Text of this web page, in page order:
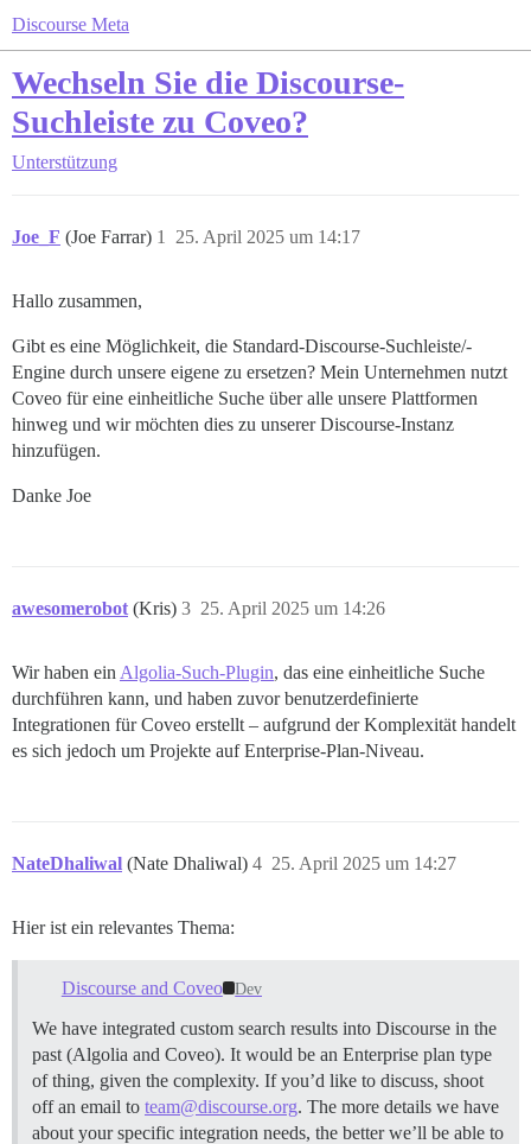
Discourse Meta
Wechseln Sie die Discourse-
Suchleiste zu Coveo?
Unterstützung
Joe_F (Joe Farrar) 25. April 2025 um 14:17
1
Hallo zusammen,
Gibt es eine Möglichkeit, die Standard-Discourse-Suchleiste/-
Engine durch unsere eigene zu ersetzen? Mein Unternehmen nutzt
Coveo für eine einheitliche Suche über alle unsere Plattformen
hinweg und wir möchten dies zu unserer Discourse-Instanz
hinzufügen.
Danke Joe
awesomerobot (Kris) 25. April 2025 um 14:26
3
Wir haben ein Algolia-Such-Plugin, das eine einheitliche Suche
durchführen kann, und haben zuvor benutzerdefinierte
Integrationen für Coveo erstellt – aufgrund der Komplexität handelt
es sich jedoch um Projekte auf Enterprise-Plan-Niveau.
NateDhaliwal (Nate Dhaliwal) 25. April 2025 um 14:27
4
Hier ist ein relevantes Thema:
Discourse and Coveo Dev
We have integrated custom search results into Discourse in the
past (Algolia and Coveo). It would be an Enterprise plan type
of thing, given the complexity. If you’d like to discuss, shoot
off an email to team@discourse.org. The more details we have
about your specific integration needs, the better we’ll be able to